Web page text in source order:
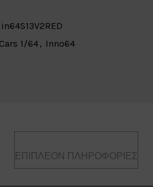
in64S13V2RED
1/64, Inno64
ΕΠΙΠΛΈΟΝ ΠΛΗΡΟΦΟΡΊΕΣ